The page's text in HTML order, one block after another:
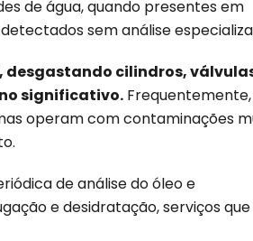
de água, quando presentes em
sem análise
desgastando cilindros,
significativo. Frequentemente,
operam com contaminações
de análise do óleo e
e desidratação, serviços que